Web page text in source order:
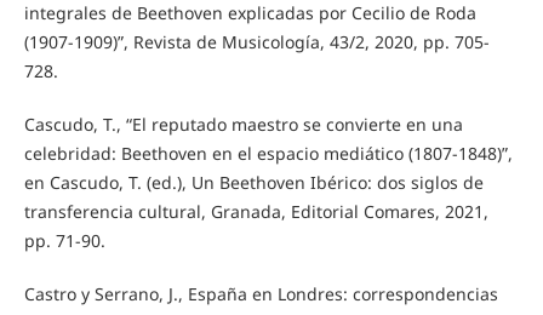
integrales de Beethoven explicadas por Cecilio de Roda
(1907-1909)”, Revista de Musicología, 43/2, 2020, pp. 705-
728.
Cascudo, T., “El reputado maestro se convierte en una
celebridad: Beethoven en el espacio mediático (1807-1848)”,
en Cascudo, T. (ed.), Un Beethoven Ibérico: dos siglos de
transferencia cultural, Granada, Editorial Comares, 2021,
pp. 71-90.
Castro y Serrano, J., España en Londres: correspondencias